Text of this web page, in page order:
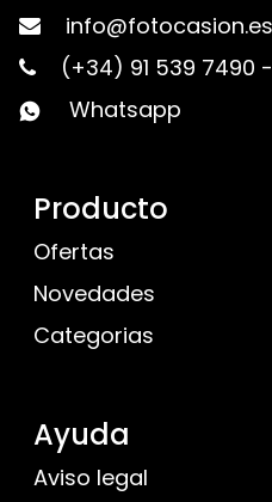
info@fotocasion.es
(+34) 91 539 7490 -
Whatsapp
Producto
Ofertas
Novedades
Categorias
Ayuda
Aviso legal